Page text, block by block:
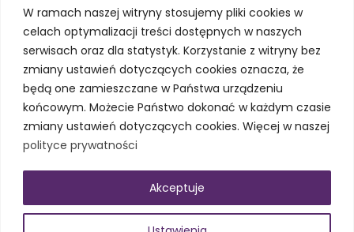
W ramach naszej witryny stosujemy pliki cookies w
celach optymalizacji treści dostępnych w naszych
serwisach oraz dla statystyk. Korzystanie z witryny bez
zmiany ustawień dotyczących cookies oznacza, że
będą one zamieszczane w Państwa urządzeniu
końcowym. Możecie Państwo dokonać w każdym czasie
zmiany ustawień dotyczących cookies. Więcej w naszej
polityce prywatności
Akceptuje
Centrum Mediów i Promocji
System Identyfikacji Wizualnej
Polityka prywatności
© Uniwersytet Jana Kochanowskiego w Kielcach